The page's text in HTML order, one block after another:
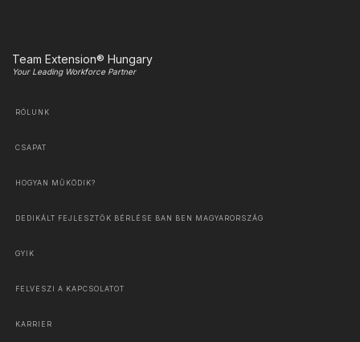
Team Extension® Hungary
Your Leading Workforce Partner
RÓLUNK
CSAPAT
HOGYAN MŰKÖDIK?
DEDIKÁLT FEJLESZTŐK BÉRLÉSE BAN BEN MAGYARORSZÁG
GYIK
FELVESZI A KAPCSOLATOT
KARRIER